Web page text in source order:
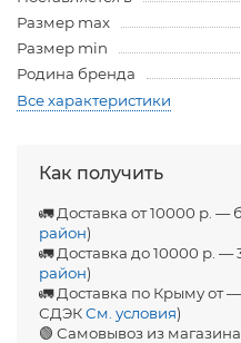
Размер max
Размер min
Родина бренда
Все характеристики
Как получить
🚛 Доставка от 10000 р. —
район)
🚛 Доставка до 10000 р. —
район)
🚛 Доставка по Крыму от
СДЭКСм. условия)
🟢 Самовывоз из